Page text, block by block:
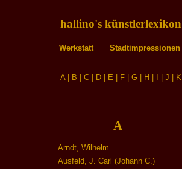
hallino's künstlerlexikon
Werkstatt Stadtimpressionen
A| B C D E F G H J K
A
Arndt, Wilhelm
Ausfeld, J. Carl (Johann C.)